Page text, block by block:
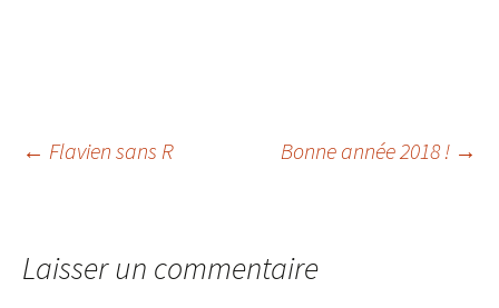
articles
← Flavien sans R Bonne année 2018 ! →
Laisser un commentaire